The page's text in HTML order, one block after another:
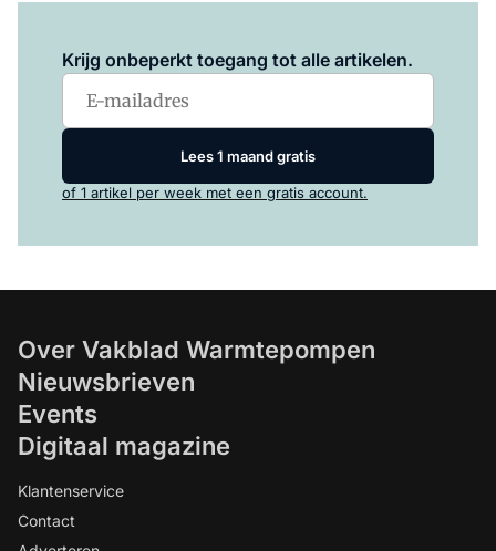
Krijg onbeperkt toegang tot alle artikelen.
Lees 1 maand gratis
of 1 artikel per week met een gratis account.
Over Vakblad Warmtepompen
Nieuwsbrieven
Events
Digitaal magazine
Klantenservice
Contact